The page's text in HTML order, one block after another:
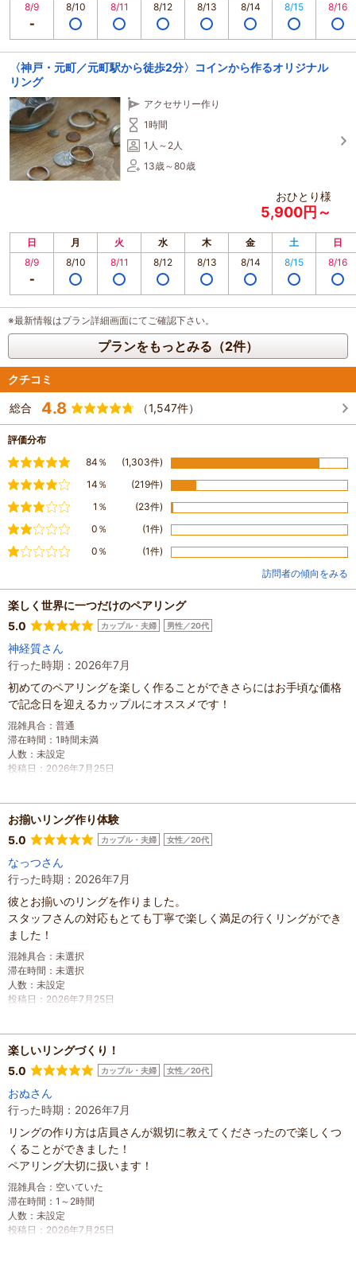
8/9
8/10 8/11 8/12 8/13 8/14 8/15 8/16
〈神戸・元町／元町駅から徒歩2分〉コインから作るオリジナル
リング
アクセサリー作り
1時間
1人～2人
13歳～80歳
おひとり様
5,900円～
日 月 火 水 木 金 土
日
8/9
8/10 8/11 8/12 8/13 8/14 8/15 8/16
※最新情報はプラン詳細画面にてご確認下さい。
プランをもっとみる（2件）
クチコミ
総合 4.8 （1,547件）
評価分布
満足84％ (1,303件)
やや満足
14％ (219件)
1％ (23件)
やや不満
0％ (1件)
不満0％
(1件)
訪問者の傾向をみる
楽しく世界に一つだけのペアリング
5.0
カップル・夫婦 男性／20代
神経質さん
行った時期：2026年7月
初めてのペアリングを楽しく作ることができさらにはお手頃な価格
で記念日を迎えるカップルにオススメです！
混雑具合 ： 普通
滞在時間 ： 1時間未満
人数 ： 未設定
投稿日 ： 2026年7月25日
お揃いリング作り体験
5.0
カップル・夫婦 女性／20代
なっつさん
行った時期：2026年7月
彼とお揃いのリングを作りました。
スタッフさんの対応もとても丁寧で楽しく満足の行くリングができ
ました！
混雑具合 ： 未選択
滞在時間 ： 未選択
人数 ： 未設定
投稿日 ： 2026年7月25日
楽しいリングづくり！
5.0
カップル・夫婦 女性／20代
おぬさん
行った時期：2026年7月
リングの作り方は店員さんが親切に教えてくださったので楽しくつ
くることができました！
ペアリング大切に扱います！
混雑具合 ： 空いていた
滞在時間 ： 1～2時間
人数 ： 未設定
投稿日 ： 2026年7月25日